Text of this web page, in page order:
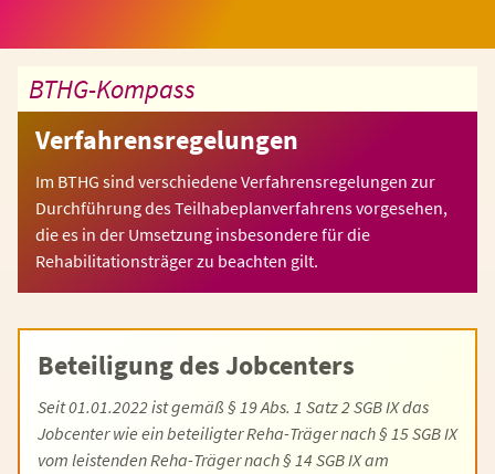
BTHG-Kompass
Verfahrensregelungen
Im BTHG sind verschiedene Verfahrensregelungen zur
Durchführung des Teilhabeplanverfahrens vorgesehen,
die es in der Umsetzung insbesondere für die
Rehabilitationsträger zu beachten gilt.
Beteiligung des Jobcenters
Seit 01.01.2022 ist gemäß § 19 Abs. 1 Satz 2 SGB IX das
Jobcenter wie ein beteiligter Reha-Träger nach § 15 SGB IX
vom leistenden Reha-Träger nach § 14 SGB IX am